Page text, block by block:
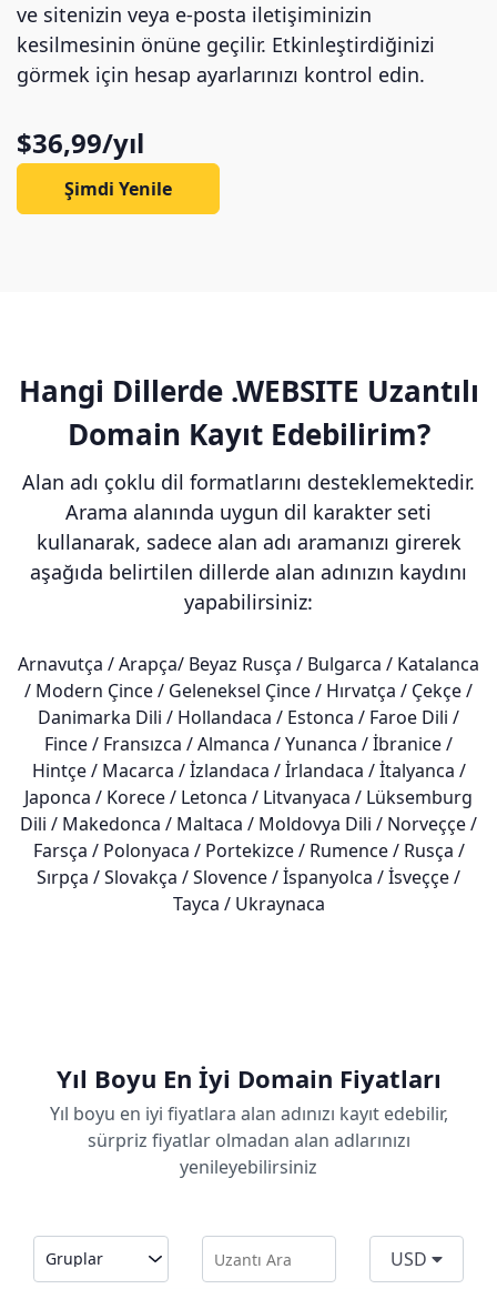
ve sitenizin veya e-posta iletişiminizin
kesilmesinin önüne geçilir. Etkinleştirdiğinizi
görmek için hesap ayarlarınızı kontrol edin.
$36,99/yıl
Şimdi Yenile
Hangi Dillerde .WEBSITE Uzantılı
Domain Kayıt Edebilirim?
Alan adı çoklu dil formatlarını desteklemektedir.
Arama alanında uygun dil karakter seti
kullanarak, sadece alan adı aramanızı girerek
aşağıda belirtilen dillerde alan adınızın kaydını
yapabilirsiniz:
Arnavutça / Arapça/ Beyaz Rusça / Bulgarca / Katalanca
/ Modern Çince / Geleneksel Çince / Hırvatça / Çekçe /
Danimarka Dili / Hollandaca / Estonca / Faroe Dili /
Fince / Fransızca / Almanca / Yunanca / İbranice /
Hintçe / Macarca / İzlandaca / İrlandaca / İtalyanca /
Japonca / Korece / Letonca / Litvanyaca / Lüksemburg
Dili / Makedonca / Maltaca / Moldovya Dili / Norveççe /
Farsça / Polonyaca / Portekizce / Rumence / Rusça /
Sırpça / Slovakça / Slovence / İspanyolca / İsveççe /
Tayca / Ukraynaca
Yıl Boyu En İyi Domain Fiyatları
Yıl boyu en iyi fiyatlara alan adınızı kayıt edebilir,
sürpriz fiyatlar olmadan alan adlarınızı
yenileyebilirsiniz
USD